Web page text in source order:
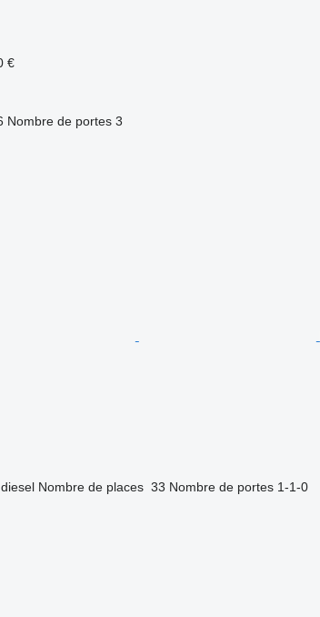
€
Nombre de portes 3
diesel Nombre de places 33 Nombre de portes 1-1-0